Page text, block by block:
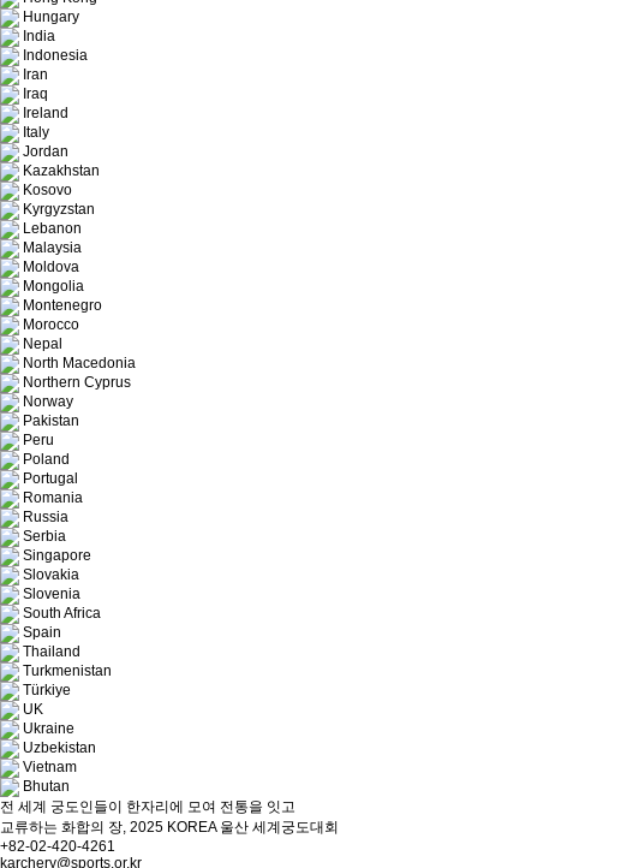
Hungary
India
Indonesia
Iran
Iraq
Ireland
Italy
Jordan
Kazakhstan
Kosovo
Kyrgyzstan
Lebanon
Malaysia
Moldova
Mongolia
Montenegro
Morocco
Nepal
North Macedonia
Northern Cyprus
Norway
Pakistan
Peru
Poland
Portugal
Romania
Russia
Serbia
Singapore
Slovakia
Slovenia
South Africa
Spain
Thailand
Turkmenistan
Türkiye
UK
Ukraine
Uzbekistan
Vietnam
Bhutan
전 세계 궁도인들이 한자리에 모여 전통을 잇고
교류하는 화합의 장, 2025 KOREA 울산 세계궁도대회
+82-02-420-4261
karchery@sports.or.kr